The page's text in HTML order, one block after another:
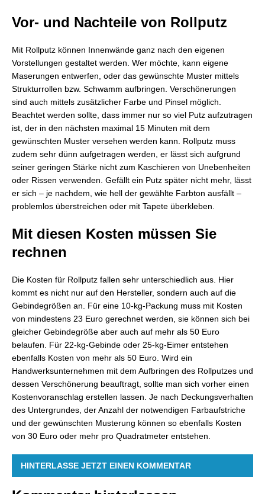
Vor- und Nachteile von Rollputz
Mit Rollputz können Innenwände ganz nach den eigenen
Vorstellungen gestaltet werden. Wer möchte, kann eigene
Maserungen entwerfen, oder das gewünschte Muster mittels
Strukturrollen bzw. Schwamm aufbringen. Verschönerungen
sind auch mittels zusätzlicher Farbe und Pinsel möglich.
Beachtet werden sollte, dass immer nur so viel Putz aufzutragen
ist, der in den nächsten maximal 15 Minuten mit dem
gewünschten Muster versehen werden kann. Rollputz muss
zudem sehr dünn aufgetragen werden, er lässt sich aufgrund
seiner geringen Stärke nicht zum Kaschieren von Unebenheiten
oder Rissen verwenden. Gefällt ein Putz später nicht mehr, lässt
er sich – je nachdem, wie hell der gewählte Farbton ausfällt –
problemlos überstreichen oder mit Tapete überkleben.
Mit diesen Kosten müssen Sie
rechnen
Die Kosten für Rollputz fallen sehr unterschiedlich aus. Hier
kommt es nicht nur auf den Hersteller, sondern auch auf die
Gebindegrößen an. Für eine 10-kg-Packung muss mit Kosten
von mindestens 23 Euro gerechnet werden, sie können sich bei
gleicher Gebindegröße aber auch auf mehr als 50 Euro
belaufen. Für 22-kg-Gebinde oder 25-kg-Eimer entstehen
ebenfalls Kosten von mehr als 50 Euro. Wird ein
Handwerksunternehmen mit dem Aufbringen des Rollputzes und
dessen Verschönerung beauftragt, sollte man sich vorher einen
Kostenvoranschlag erstellen lassen. Je nach Deckungsverhalten
des Untergrundes, der Anzahl der notwendigen Farbaufstriche
und der gewünschten Musterung können so ebenfalls Kosten
von 30 Euro oder mehr pro Quadratmeter entstehen.
HINTERLASSE JETZT EINEN KOMMENTAR